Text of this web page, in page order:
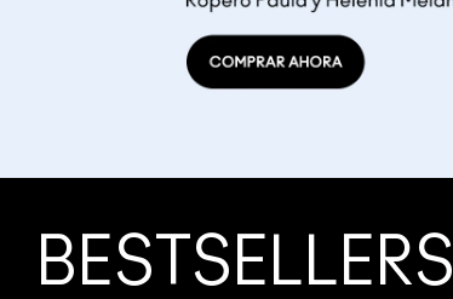
BESTSELLERS